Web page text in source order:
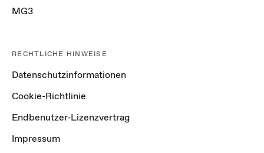
MG3
RECHTLICHE HINWEISE
Datenschutzinformationen
Cookie-Richtlinie
Endbenutzer-Lizenzvertrag
Impressum